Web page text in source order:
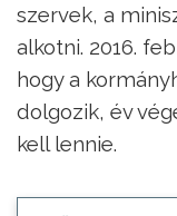
szervek, a
alkotni. 2016.
hogy a
dolgozik, év
kell lennie.